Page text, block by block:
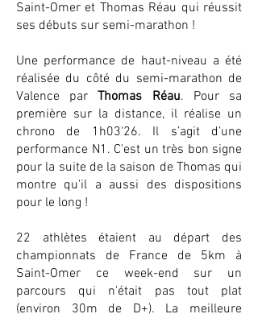
Saint-Omer et Thomas Réau qui réussit
ses débuts sur semi-marathon !
Une performance de haut-niveau a été
réalisée du côté du semi-marathon de
Valence parThomas Réau. Pour sa
première sur la distance, il réalise un
chrono de 1h03'26. Il s’agit d’une
performance N1. C'est un très bon signe
pour la suite de la saison de Thomas qui
montre qu'il a aussi des dispositions
pour le long !
22 athlètes étaient au départ des
championnats de France de 5km à
Saint-Omer ce week-end sur un
parcours qui n'était pas tout plat
(environ 30m de D+). La meilleure